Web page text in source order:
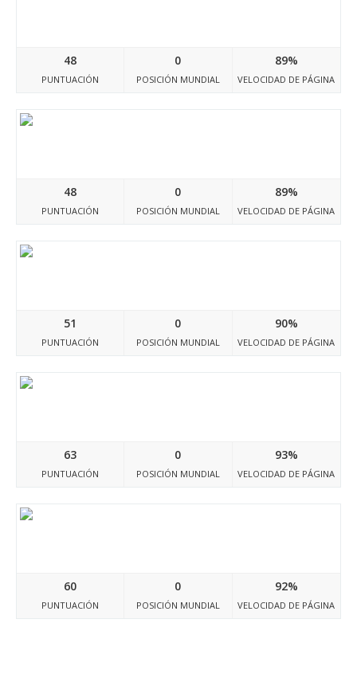
48
PUNTUACIÓN
0
POSICIÓN MUNDIAL
89%
VELOCIDAD DE PÁGINA
48
PUNTUACIÓN
0
POSICIÓN MUNDIAL
89%
VELOCIDAD DE PÁGINA
51
PUNTUACIÓN
0
POSICIÓN MUNDIAL
90%
VELOCIDAD DE PÁGINA
63
PUNTUACIÓN
0
POSICIÓN MUNDIAL
93%
VELOCIDAD DE PÁGINA
60
PUNTUACIÓN
0
POSICIÓN MUNDIAL
92%
VELOCIDAD DE PÁGINA